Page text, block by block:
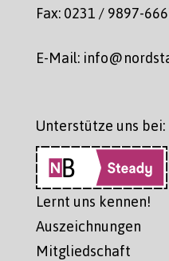
Fax: 0231 / 9897-
E-Mail:
Unterstütze uns bei:
Lernt uns kennen!
Auszeichnungen
Mitgliedschaft